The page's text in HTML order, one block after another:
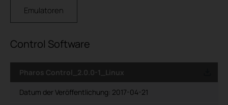
Emulatoren
Control Software
Pharos Control_2.0.0-1_Linux
Datum der Veröffentlichung: 2017-04-21